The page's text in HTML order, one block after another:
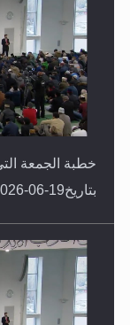
خطبة الجمعة
بتاريخ19-06-2026